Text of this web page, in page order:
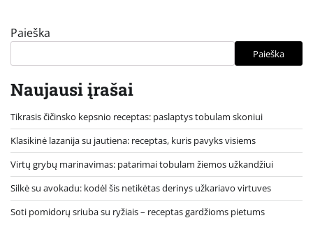
Paieška
Paieška
Naujausi įrašai
Tikrasis čičinsko kepsnio receptas: paslaptys tobulam skoniui
Klasikinė lazanija su jautiena: receptas, kuris pavyks visiems
Virtų grybų marinavimas: patarimai tobulam žiemos užkandžiui
Silkė su avokadu: kodėl šis netikėtas derinys užkariavo virtuves
Soti pomidorų sriuba su ryžiais – receptas gardžioms pietums